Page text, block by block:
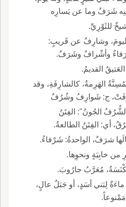
أو هو ماءٌ وما عن يَمينِه شَرَفٌ وما عن يَسارِه
للثَوْرِيِّ.
اليومَ، وشارِفٌ عن قَريبٍ:
المُسِنَّةُ الهَرِمةُ، كالشارِفَةِ، وقد
وشَرَفَتْ، ج: شَوارِفُ وشُرُفٌ
ـ في الحديثِ ''أتَتْكُمُ الشُّرُفُ الجُونُ'': الفِتَنُ
أي: الفِتَنُ الطالعةُ.
من خابِيَةٍ ونحوِها.
مُعَرَّبُ جارُوبَ.
لِبَني أسَدٍ، أو جَبَلٌ عالٍ،